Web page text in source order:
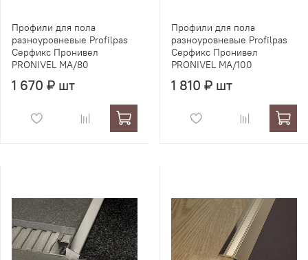
Профили для пола
разноуровневые Profilpas
Серфикс Пронивел
PRONIVEL MA/80
1 670 ₽ шт
Профили для пола
разноуровневые Profilpas
Серфикс Пронивел
PRONIVEL MA/100
1 810 ₽ шт